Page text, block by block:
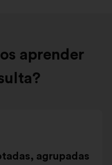
aprender
agrupadas